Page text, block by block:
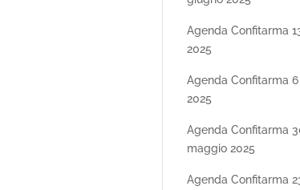
Agenda Confitarma
2025
Agenda Confitarma
2025
Agenda Confitarma
maggio 2025
Agenda Confitarma